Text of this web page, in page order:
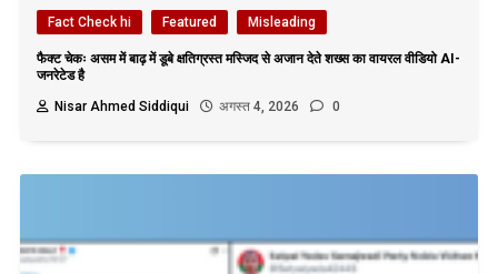
Fact Check hi Featured Misleading
फैक्ट चेकः असम में बाढ़ में डूबे क्षतिग्रस्त मस्जिद से अजान देते शख्स का वायरल वीडियो AI-
जनरेटेड है
Nisar Ahmed Siddiqui
अगस्त 4, 2026 0